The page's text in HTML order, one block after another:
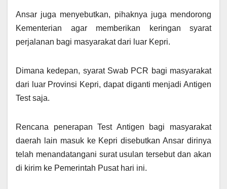
Ansar juga menyebutkan, pihaknya juga mendorong
Kementerian agar memberikan keringan syarat
perjalanan bagi masyarakat dari luar Kepri.
Dimana kedepan, syarat Swab PCR bagi masyarakat
dari luar Provinsi Kepri, dapat diganti menjadi Antigen
Test saja.
Rencana penerapan Test Antigen bagi masyarakat
daerah lain masuk ke Kepri disebutkan Ansar dirinya
telah menandatangani surat usulan tersebut dan akan
di kirim ke Pemerintah Pusat hari ini.